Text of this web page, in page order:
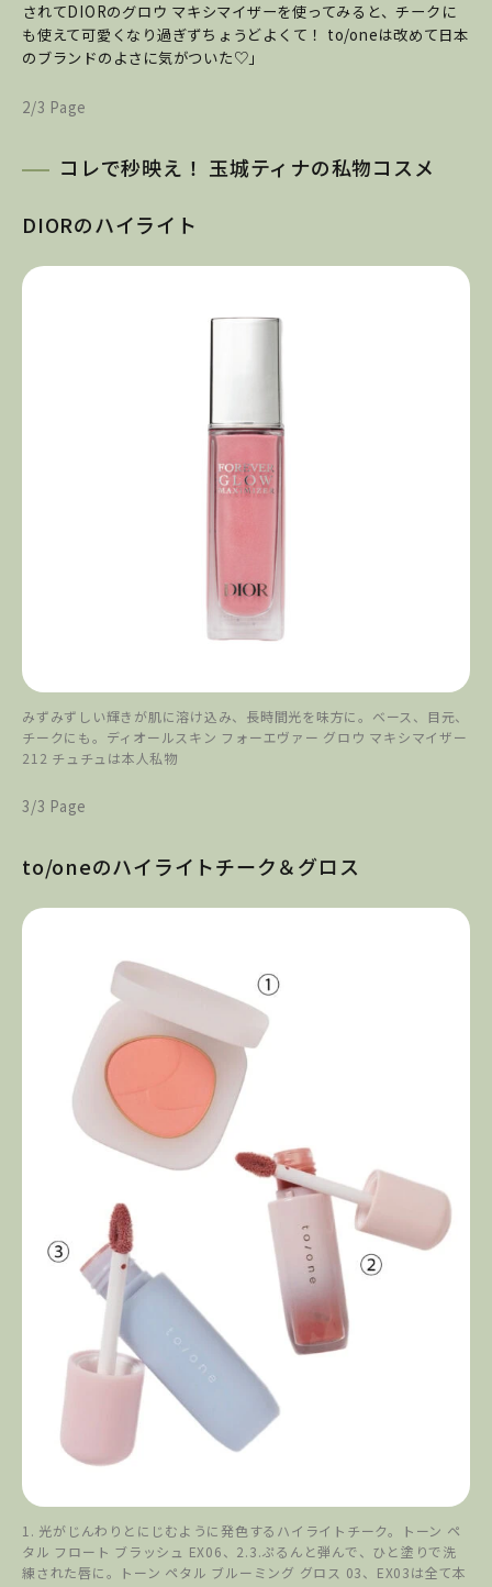
されてDIORのグロウ マキシマイザーを使ってみると、チークに
も使えて可愛くなり過ぎずちょうどよくて！ to/oneは改めて日本
のブランドのよさに気がついた♡」
2/3 Page
コレで秒映え！ 玉城ティナの私物コスメ
DIORのハイライト
みずみずしい輝きが肌に溶け込み、長時間光を味方に。ベース、目元、
チークにも。ディオールスキン フォーエヴァー グロウ マキシマイザー
212 チュチュは本人私物
3/3 Page
to/oneのハイライトチーク＆グロス
1. 光がじんわりとにじむように発色するハイライトチーク。トーン ペ
タル フロート ブラッシュ EX06、2.3.ぷるんと弾んで、ひと塗りで洗
練された唇に。トーン ペタル ブルーミング グロス 03、EX03は全て本